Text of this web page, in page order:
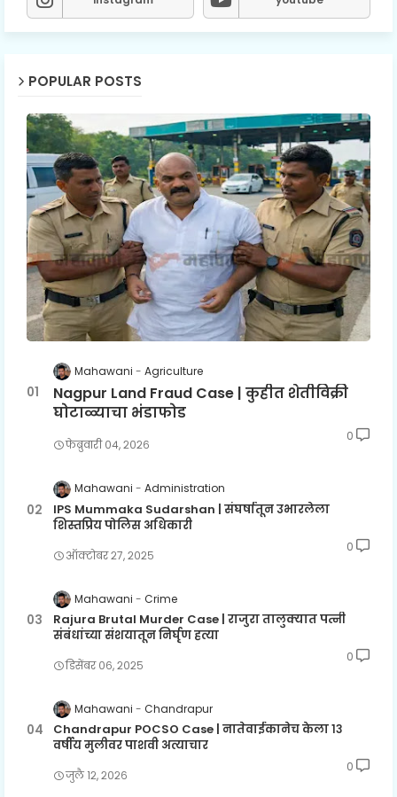
POPULAR POSTS
Mahawani Agriculture
Nagpur Land Fraud Case | कुहीत शेतीविक्री
घोटाळ्याचा भंडाफोड
फेब्रुवारी ०४, २०२६
0
Mahawani Administration
IPS Mummaka Sudarshan | संघर्षातून उभारलेला
शिस्तप्रिय पोलिस अधिकारी
ऑक्टोबर २७, २०२५
0
Mahawani Crime
Rajura Brutal Murder Case | राजुरा तालुक्यात पत्नी
संबंधांच्या संशयातून निर्घृण हत्या
डिसेंबर ०६, २०२५
0
Mahawani Chandrapur
Chandrapur POCSO Case | नातेवाईकानेच केला १३
वर्षीय मुलीवर पाशवी अत्याचार
जुलै १२, २०२६
0